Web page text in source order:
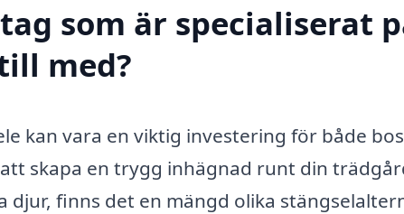
som är specialiserat
med?
kan vara en viktig investering för både
skapa en trygg inhägnad runt din
djur, finns det en mängd olika